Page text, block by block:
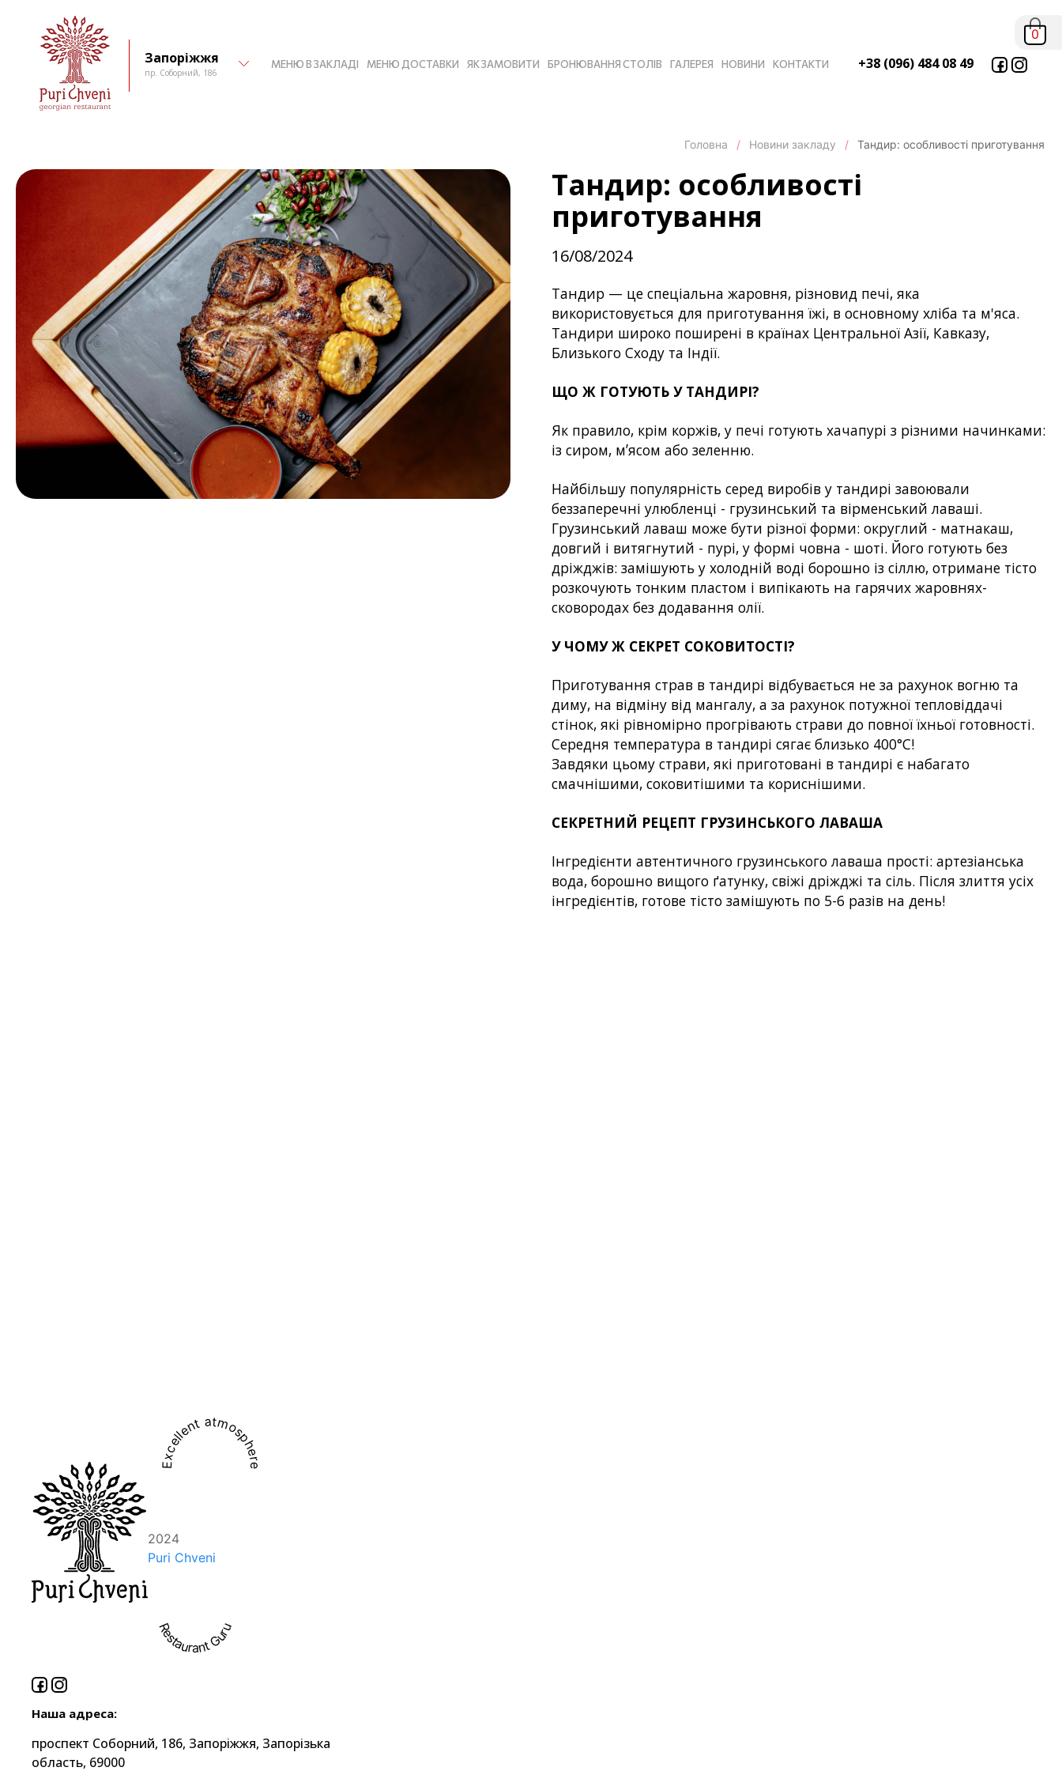
Запоріжжя
пр. Соборний, 186
МЕНЮ В ЗАКЛАДІ МЕНЮ ДОСТАВКИ ЯК ЗАМОВИТИ БРОНЮВАННЯ СТОЛІВ ГАЛЕРЕЯ НОВИНИ КОНТАКТИ +38 (096) 484 08 49
0
Головна Новини закладу Тандир: особливості приготування
Тандир: особливості
приготування
16/08/2024
Тандир — це спеціальна жаровня, різновид печі, яка
використовується для приготування їжі, в основному хліба та м'яса.
Тандири широко поширені в країнах Центральної Азії, Кавказу,
Близького Сходу та Індії.
ЩО Ж ГОТУЮТЬ У ТАНДИРІ?
Як правило, крім коржів, у печі готують хачапурі з різними начинками:
із сиром, мʼясом або зеленню.
Найбільшу популярність серед виробів у тандирі завоювали
беззаперечні улюбленці - грузинський та вірменський лаваші.
Грузинський лаваш може бути різної форми: округлий - матнакаш,
довгий і витягнутий - пурі, у формі човна - шоті. Його готують без
дріжджів: замішують у холодній воді борошно із сіллю, отримане тісто
розкочують тонким пластом і випікають на гарячих жаровнях-
сковородах без додавання олії.
У ЧОМУ Ж СЕКРЕТ СОКОВИТОСТІ?
Приготування страв в тандирі відбувається не за рахунок вогню та
диму, на відміну від мангалу, а за рахунок потужної тепловіддачі
стінок, які рівномірно прогрівають страви до повної їхньої готовності.
Середня температура в тандирі сягає близько 400°С!
Завдяки цьому страви, які приготовані в тандирі є набагато
смачнішими, соковитішими та кориснішими.
СЕКРЕТНИЙ РЕЦЕПТ ГРУЗИНСЬКОГО ЛАВАША
Інгредієнти автентичного грузинського лаваша прості: артезіанська
вода, борошно вищого ґатунку, свіжі дріжджі та сіль. Після злиття усіх
інгредієнтів, готове тісто замішують по 5-6 разів на день!
Excellent atmosphere
2024
Puri Chveni
Restaurant Guru
Наша адреса:
проспект Соборний, 186, Запоріжжя, Запорізька
область, 69000